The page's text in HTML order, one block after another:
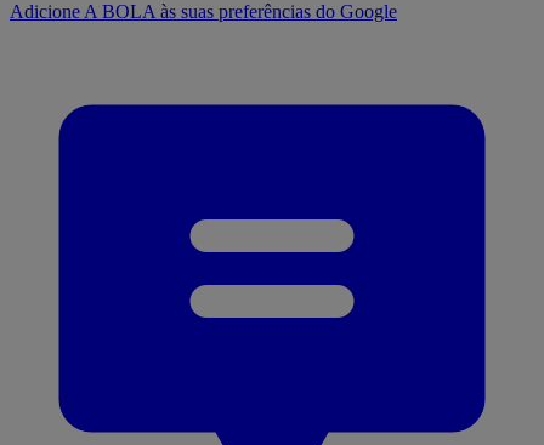
Adicione A BOLA às suas preferências do Google